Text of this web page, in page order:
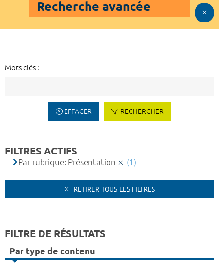
Recherche avancée
Mots-clés :
EFFACER RECHERCHER
FILTRES ACTIFS
Par rubrique: Présentation (1)
RETIRER TOUS LES FILTRES
FILTRE DE RÉSULTATS
Par type de contenu